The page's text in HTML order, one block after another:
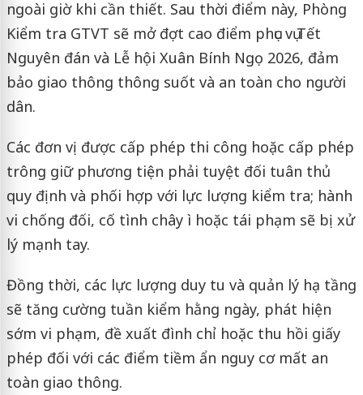
ngoài giờ khi cần thiết. Sau thời điểm này, Phòng
Kiểm tra GTVT sẽ mở đợt cao điểm phục vụ Tết
Nguyên đán và Lễ hội Xuân Bính Ngọ 2026, đảm
bảo giao thông thông suốt và an toàn cho người
dân.
Các đơn vị được cấp phép thi công hoặc cấp phép
trông giữ phương tiện phải tuyệt đối tuân thủ
quy định và phối hợp với lực lượng kiểm tra; hành
vi chống đối, cố tình chây ì hoặc tái phạm sẽ bị xử
lý mạnh tay.
Đồng thời, các lực lượng duy tu và quản lý hạ tầng
sẽ tăng cường tuần kiểm hằng ngày, phát hiện
sớm vi phạm, đề xuất đình chỉ hoặc thu hồi giấy
phép đối với các điểm tiềm ẩn nguy cơ mất an
toàn giao thông.